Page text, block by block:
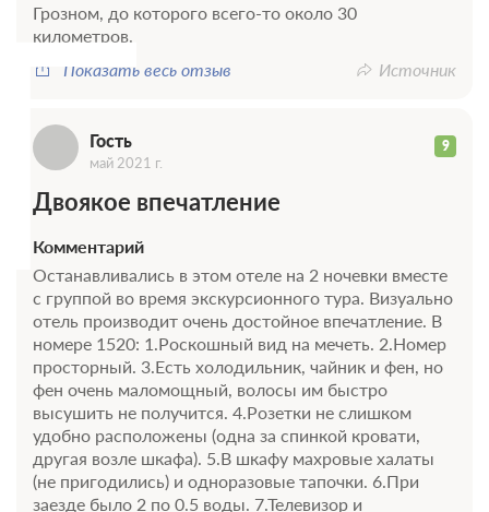
В стоимость входит:
Стандартный тариф, Без питания
При отмене оплата не возвращается
6 300
2 гостя
Моментальное подтверждение
В стоимость входит:
Стандартный тариф, Без питания
При отмене оплата не возвращается
Требуется внесение предоплаты в течение 1 часа.
Сумма предоплаты составляет 662 руб.
6 300 Забронировать
2 гостя
Грозном, до которого всего-то около 30
километров.
Показать весь отзыв
Источник
Гость 9
май 2021 г.
Двоякое впечатление
Комментарий
Останавливались в этом отеле на 2 ночевки вместе
с группой во время экскурсионного тура. Визуально
отель производит очень достойное впечатление. В
номере 1520: 1.Роскошный вид на мечеть. 2.Номер
просторный. 3.Есть холодильник, чайник и фен, но
фен очень маломощный, волосы им быстро
высушить не получится. 4.Розетки не слишком
удобно расположены (одна за спинкой кровати,
другая возле шкафа). 5.В шкафу махровые халаты
(не пригодились) и одноразовые тапочки. 6.При
заезде было 2 по 0.5 воды. 7.Телевизор и